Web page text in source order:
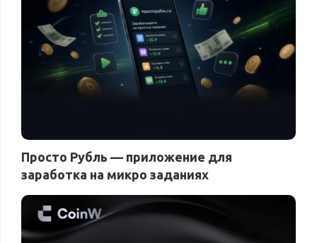
Просто Рубль — приложение для
заработка на микро заданиях